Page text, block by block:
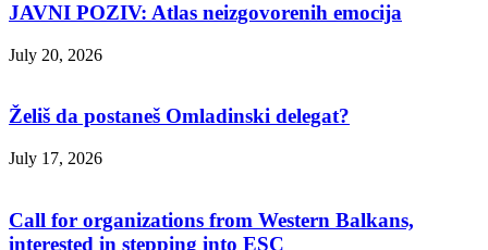
JAVNI POZIV: Atlas neizgovorenih emocija
July 20, 2026
Želiš da postaneš Omladinski delegat?
July 17, 2026
Call for organizations from Western Balkans,
interested in stepping into ESC